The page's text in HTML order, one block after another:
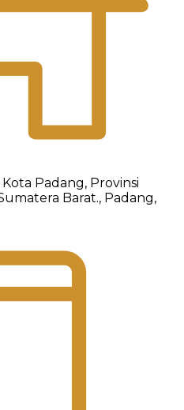
Padang, Provinsi
Barat., Padang,